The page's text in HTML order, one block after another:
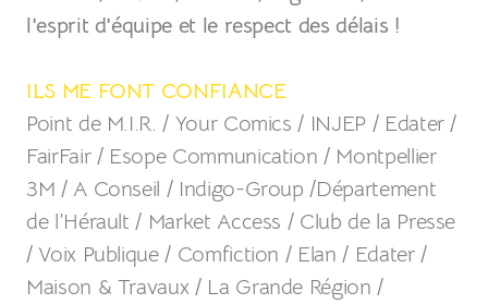
l'esprit d'équipe et le respect des délais !
ILS ME FONT CONFIANCE
Point de M.I.R. / Your Comics / INJEP / Edater /
FairFair / Esope Communication / Montpellier
3M / A Conseil / Indigo-Group /Département
de l’Hérault / Market Access / Club de la Presse
/ Voix Publique / Comfiction / Elan / Edater /
Maison & Travaux / La Grande Région /